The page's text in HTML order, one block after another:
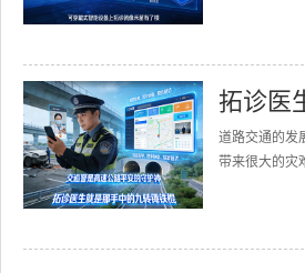
拓诊医
道路交通的发
带来很大的灾